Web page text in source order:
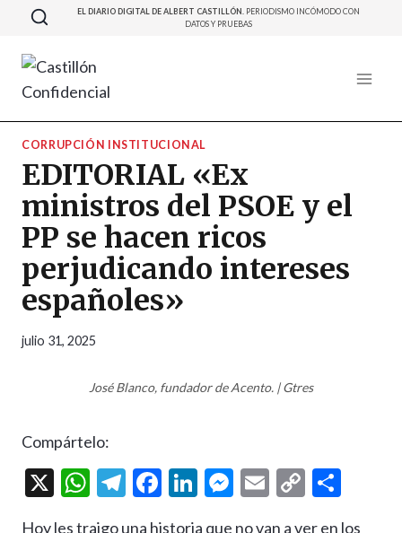
Saltar
contenido
EL DIARIO DIGITAL DE ALBERT CASTILLÓN. PERIODISMO INCÓMODO CON
DATOS Y PRUEBAS
CORRUPCIÓN INSTITUCIONAL
EDITORIAL «Ex
ministros del PSOE y el
PP se hacen ricos
perjudicando intereses
españoles»
julio 31, 2025
José Blanco, fundador de Acento. | Gtres
Compártelo:
X
W T
F
Li M E
C
Hoy les traigo una historia que no van a ver en los